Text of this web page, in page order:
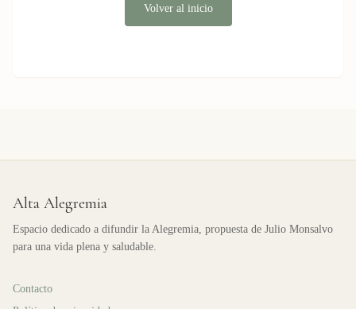
Volver al inicio
Alta Alegremia
Espacio dedicado a difundir la Alegremia, propuesta de Julio Monsalvo
para una vida plena y saludable.
Contacto